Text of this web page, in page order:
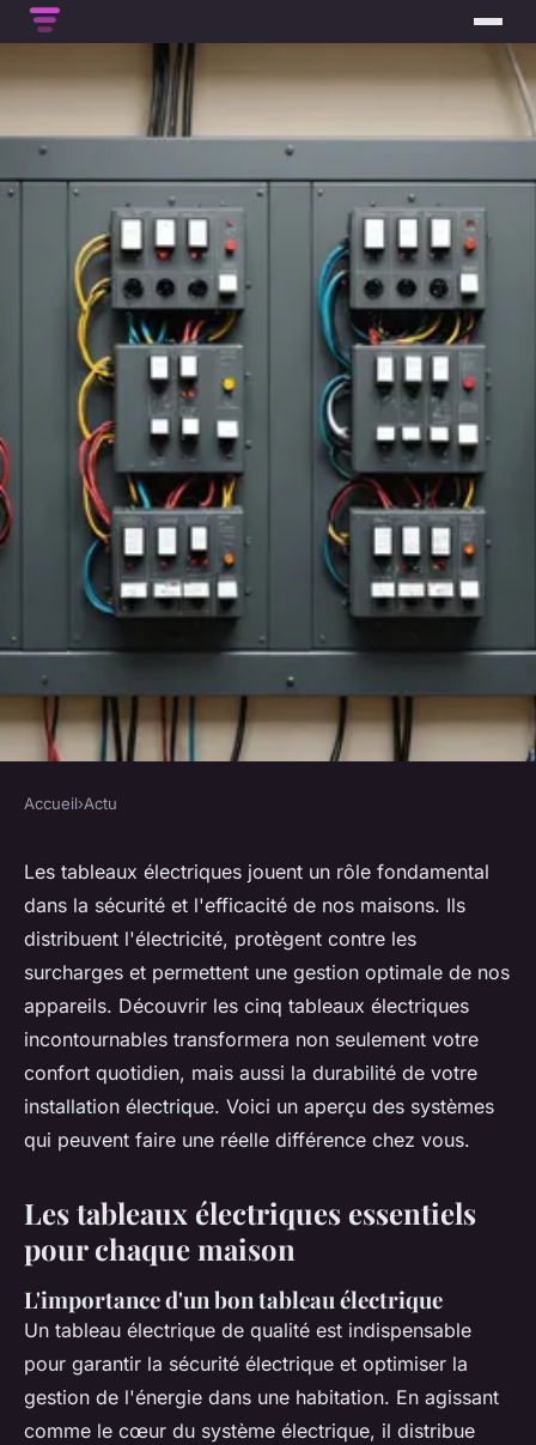
Top 5 tableaux électriques
indispensables pour chaque
maison
Léon•14 janvier 2025• 8 min de lecture
Accueil›Actu
Les tableaux électriques jouent un rôle fondamental
dans la sécurité et l'efficacité de nos maisons. Ils
distribuent l'électricité, protègent contre les
surcharges et permettent une gestion optimale de nos
appareils. Découvrir les cinq tableaux électriques
incontournables transformera non seulement votre
confort quotidien, mais aussi la durabilité de votre
installation électrique. Voici un aperçu des systèmes
qui peuvent faire une réelle différence chez vous.
Les tableaux électriques essentiels
pour chaque maison
L'importance d'un bon tableau électrique
Un tableau électrique de qualité est indispensable
pour garantir la sécurité électrique et optimiser la
gestion de l'énergie dans une habitation. En agissant
comme le cœur du système électrique, il distribue